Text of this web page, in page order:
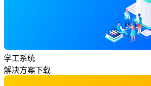
学工系统
解决方案下载